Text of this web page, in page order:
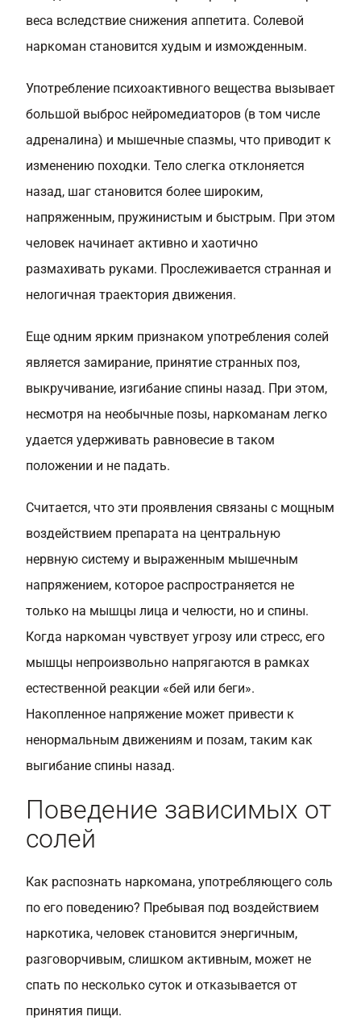
веса вследствие снижения аппетита. Солевой
наркоман становится худым и изможденным.
Употребление психоактивного вещества вызывает
большой выброс нейромедиаторов (в том числе
адреналина) и мышечные спазмы, что приводит к
изменению походки. Тело слегка отклоняется
назад, шаг становится более широким,
напряженным, пружинистым и быстрым. При этом
человек начинает активно и хаотично
размахивать руками. Прослеживается странная и
нелогичная траектория движения.
Еще одним ярким признаком употребления солей
является замирание, принятие странных поз,
выкручивание, изгибание спины назад. При этом,
несмотря на необычные позы, наркоманам легко
удается удерживать равновесие в таком
положении и не падать.
Считается, что эти проявления связаны с мощным
воздействием препарата на центральную
нервную систему и выраженным мышечным
напряжением, которое распространяется не
только на мышцы лица и челюсти, но и спины.
Когда наркоман чувствует угрозу или стресс, его
мышцы непроизвольно напрягаются в рамках
естественной реакции «бей или беги».
Накопленное напряжение может привести к
ненормальным движениям и позам, таким как
выгибание спины назад.
Поведение зависимых от
солей
Как распознать наркомана, употребляющего соль
по его поведению? Пребывая под воздействием
наркотика, человек становится энергичным,
разговорчивым, слишком активным, может не
спать по несколько суток и отказывается от
принятия пищи.